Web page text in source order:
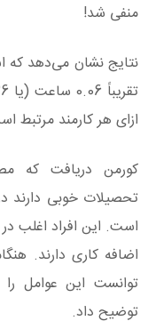
منفی شد!
نتایج نشان می‌دهد که
ازای هر کارمند مرتبط
کورمن دریافت که
تحصیلات خوبی دارند
است. این افراد اغلب در
اضافه کاری دارند.
توانست این عوامل را
توضیح داد.